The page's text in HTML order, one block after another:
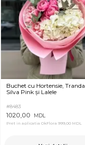
Buchet cu Hortensie,
Silva Pink și Lalele
#8483
1020,00 MDL
Pret in aplicatia OkFlora 999,00 MDL